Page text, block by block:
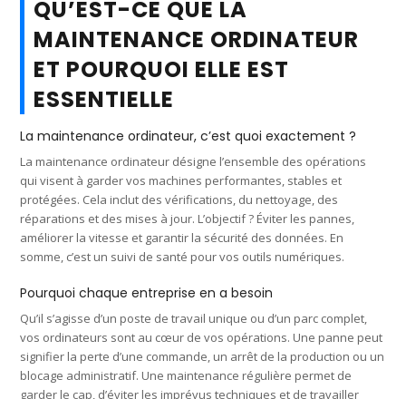
QU’EST-CE QUE LA
MAINTENANCE ORDINATEUR
ET POURQUOI ELLE EST
ESSENTIELLE
La maintenance ordinateur, c’est quoi exactement ?
La maintenance ordinateur désigne l’ensemble des opérations
qui visent à garder vos machines performantes, stables et
protégées. Cela inclut des vérifications, du nettoyage, des
réparations et des mises à jour. L’objectif ? Éviter les pannes,
améliorer la vitesse et garantir la sécurité des données. En
somme, c’est un suivi de santé pour vos outils numériques.
Pourquoi chaque entreprise en a besoin
Qu’il s’agisse d’un poste de travail unique ou d’un parc complet,
vos ordinateurs sont au cœur de vos opérations. Une panne peut
signifier la perte d’une commande, un arrêt de la production ou un
blocage administratif. Une maintenance régulière permet de
garder le cap, d’éviter les imprévus techniques et de travailler